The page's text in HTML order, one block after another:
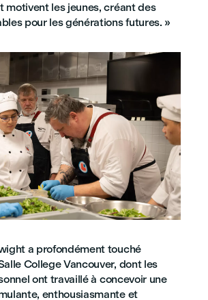
motivent les jeunes, créant des
pour les générations futures. »
a profondément touché
College Vancouver, dont les
ont travaillé à concevoir une
enthousiasmante et